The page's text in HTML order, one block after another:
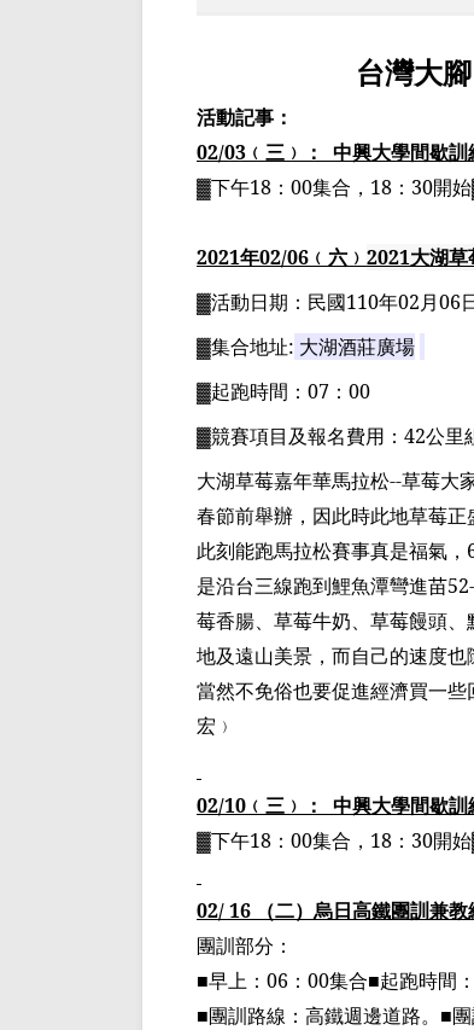
台灣大
活動記事：
02/03 ﹙三﹚：
中興大學間歇訓
▓下午18 ： 00集合， 18 ： 30開
2021年02/06 ﹙六﹚ 2021大湖
▓活動日期： 民國110年02月06
▓集合地址: 大湖酒莊廣場
▓起跑時間： 07 ： 00
▓競賽項目及報名費用 ： 42公里
大湖草莓嘉年華馬拉松--草莓大
春節前舉辦，因此時此地草莓正
此刻能跑馬拉松賽事真是福氣，
是沿台三線跑到鯉魚潭彎進苗
莓香腸、草莓牛奶、草莓饅頭
地及遠山美景，而自己的速度
當然不免俗也要促進經濟買一
宏 ﹚
02/10 ﹙三﹚：
中興大學間歇訓
▓下午18 ： 00集合， 18 ： 30開
02/ 16
（二）烏日高鐵團訓兼
團訓部分：
■早上： 06 ： 00集合■起跑時間：
■團訓路線：高鐵週邊道路。 ■